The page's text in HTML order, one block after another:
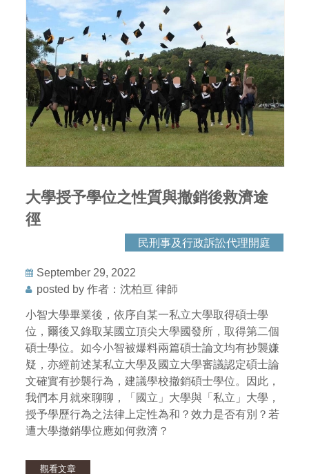
大學授予學位之性質與撤銷後救濟途
徑
民刑事及行政訴訟代理開庭
September 29, 2022
posted by 作者：沈柏亘 律師
小智大學畢業後，依序自某一私立大學取得碩士學
位，爾後又錄取某國立頂尖大學國發所，取得第二個
碩士學位。如今小智被爆料兩篇碩士論文均有抄襲嫌
疑，亦經前述某私立大學及國立大學審議認定碩士論
文確實有抄襲行為，建議學校撤銷碩士學位。因此，
我們本月就來聊聊，「國立」大學與「私立」大學，
授予學歷行為之法律上定性為和？效力是否有別？若
遭大學撤銷學位應如何救濟？
觀看文章